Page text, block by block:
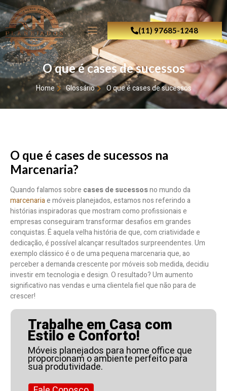
(11) 97685-1248
O que é cases de sucessos
Home Glossário O que é cases de sucessos
O que é cases de sucessos na
Marcenaria?
Quando falamos sobre cases de sucessosno mundo da
marcenariae móveis planejados, estamos nos referindo a
histórias inspiradoras que mostram como profissionais e
empresas conseguiram transformar desafios em grandes
conquistas. É aquela velha história de que, com criatividade e
dedicação, é possível alcançar resultados surpreendentes. Um
exemplo clássico é o de uma pequena marcenaria que, ao
perceber a demanda crescente por móveis sob medida, decidiu
investir em tecnologia e design. O resultado? Um aumento
significativo nas vendas e uma clientela fiel que não para de
crescer!
Trabalhe em Casa com
Estilo e Conforto!
Móveis planejados para home office que
proporcionam o ambiente perfeito para
sua produtividade.